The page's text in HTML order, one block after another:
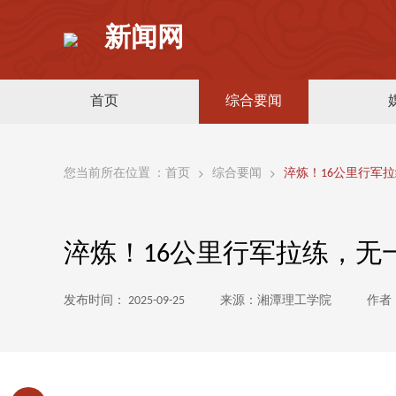
新闻网
首页 综合要闻
您当前所在位置 ： 首页 综合要闻 淬炼！16公里行军
淬炼！16公里行军拉练，无
发布时间： 2025-09-25 来源：湘潭理工学院 作者